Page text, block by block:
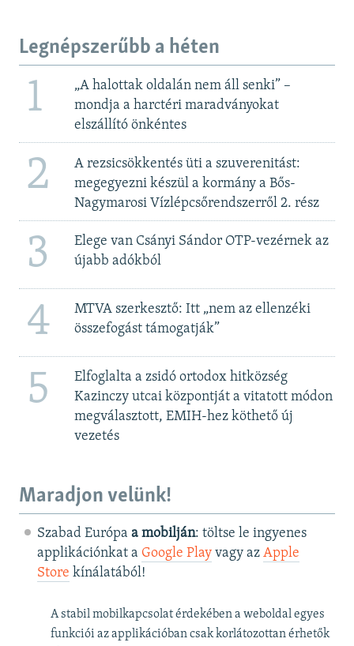
Legnépszerűbb a héten
1
„A halottak oldalán nem áll senki” –
mondja a harctéri maradványokat
elszállító önkéntes
2
A rezsicsökkentés üti a szuverenitást:
megegyezni készül a kormány a Bős-
Nagymarosi Vízlépcsőrendszerről 2. rész
3
Elege van Csányi Sándor OTP-vezérnek az
újabb adókból
4
MTVA szerkesztő: Itt „nem az ellenzéki
összefogást támogatják”
5
Elfoglalta a zsidó ortodox hitközség
Kazinczy utcai központját a vitatott módon
megválasztott, EMIH-hez köthető új
vezetés
Maradjon velünk!
Szabad Európa a mobilján: töltse le ingyenes
applikációnkat a Google Playvagy az Apple
Store kínálatából!
A stabil mobilkapcsolat érdekében a weboldal egyes
funkciói az applikációban csak korlátozottan érhetők